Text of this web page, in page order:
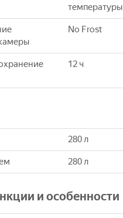
температуры
No Frost
12 ч
280 л
280 л
и особенности